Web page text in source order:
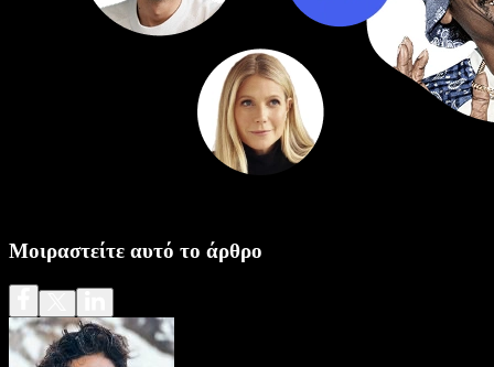
Μοιραστείτε αυτό το άρθρο